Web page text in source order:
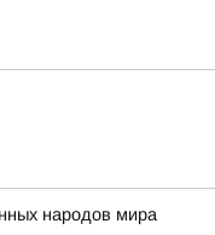
народов мира